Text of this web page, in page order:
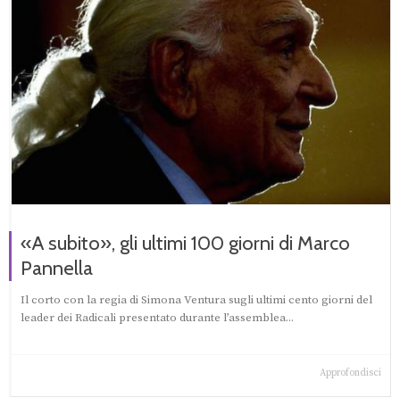
«A subito», gli ultimi 100 giorni di Marco
Pannella
Il corto con la regia di Simona Ventura sugli ultimi cento giorni del
leader dei Radicali presentato durante l’assemblea...
Approfondisci